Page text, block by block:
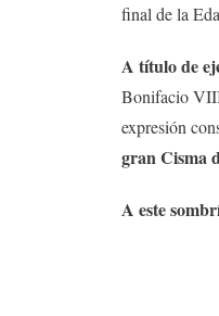
final de la
A título de
Bonifacio
expresión
gran Cisma
A este